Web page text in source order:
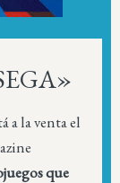
a la venta el
que